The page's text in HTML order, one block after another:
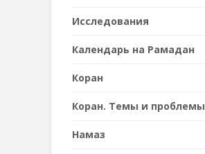
Исследования
Календарь на Рамадан
Коран
Коран. Темы и проблемы
Намаз